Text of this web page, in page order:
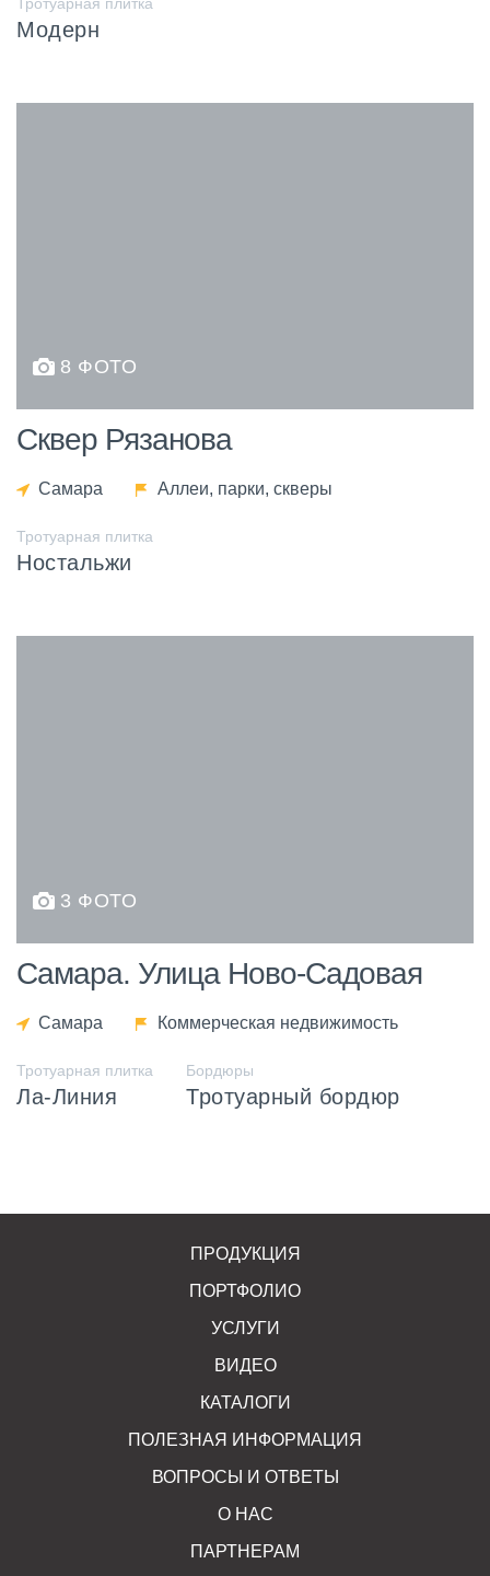
Тротуарная плитка
Модерн
8 ФОТО
Сквер Рязанова
Самара Аллеи, парки, скверы
Тротуарная плитка
Ностальжи
3 ФОТО
Самара. Улица Ново-Садовая
Самара Коммерческая недвижимость
Тротуарная плитка
Ла-Линия
Бордюры
Тротуарный бордюр
ПРОДУКЦИЯ
ПОРТФОЛИО
УСЛУГИ
ВИДЕО
КАТАЛОГИ
ПОЛЕЗНАЯ ИНФОРМАЦИЯ
ВОПРОСЫ И ОТВЕТЫ
О НАС
ПАРТНЕРАМ